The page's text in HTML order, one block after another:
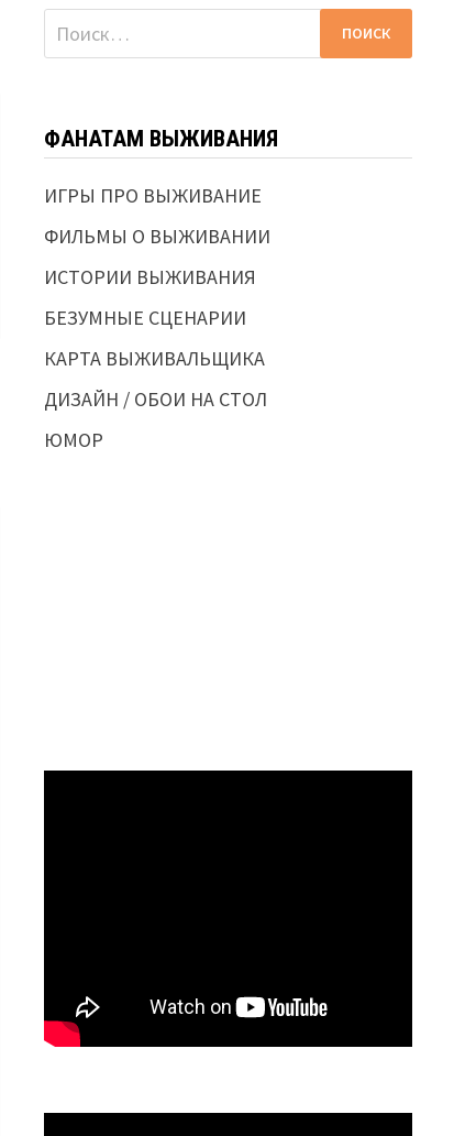
Найти:
ФАНАТАМ ВЫЖИВАНИЯ
ИГРЫ ПРО ВЫЖИВАНИЕ
ФИЛЬМЫ О ВЫЖИВАНИИ
ИСТОРИИ ВЫЖИВАНИЯ
БЕЗУМНЫЕ СЦЕНАРИИ
КАРТА ВЫЖИВАЛЬЩИКА
ДИЗАЙН / ОБОИ НА СТОЛ
ЮМОР